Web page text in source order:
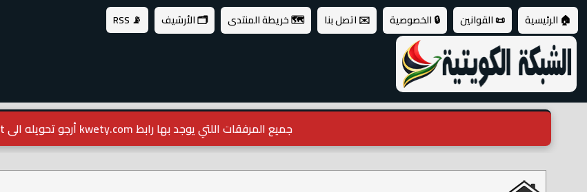
🏠 الرئيسية 📜 القوانين 🔒 الخصوصية ✉️ اتصل بنا 🗺️ خريطة المنتدى 🗂️ الأرشيف 📡 RSS
جميع المرفقات اللتي يوجد بها رابط kwety.com أرجو تحويله الى kwety.net